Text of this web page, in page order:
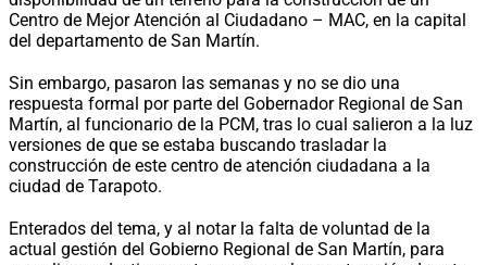
Centro de Mejor Atención al Ciudadano – MAC, en la capital
del departamento de San Martín.
Sin embargo, pasaron las semanas y no se dio una
respuesta formal por parte del Gobernador Regional de San
Martín, al funcionario de la PCM, tras lo cual salieron a la luz
versiones de que se estaba buscando trasladar la
construcción de este centro de atención ciudadana a la
ciudad de Tarapoto.
Enterados del tema, y al notar la falta de voluntad de la
actual gestión del Gobierno Regional de San Martín, para